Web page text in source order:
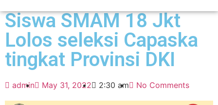
Siswa SMAM 18 Jkt
Lolos seleksi Capaska
tingkat Provinsi DKI
admin May 31, 2022 2:30 am No Comments